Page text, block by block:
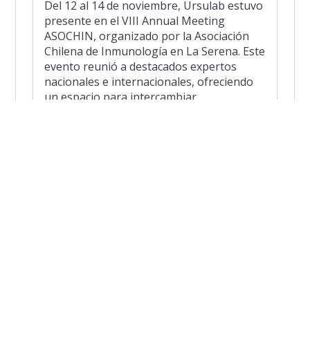
Del 12 al 14 de noviembre, Ursulab estuvo
presente en el VIII Annual Meeting
ASOCHIN, organizado por la Asociación
Chilena de Inmunología en La Serena. Este
evento reunió a destacados expertos
nacionales e internacionales, ofreciendo
un espacio para intercambiar